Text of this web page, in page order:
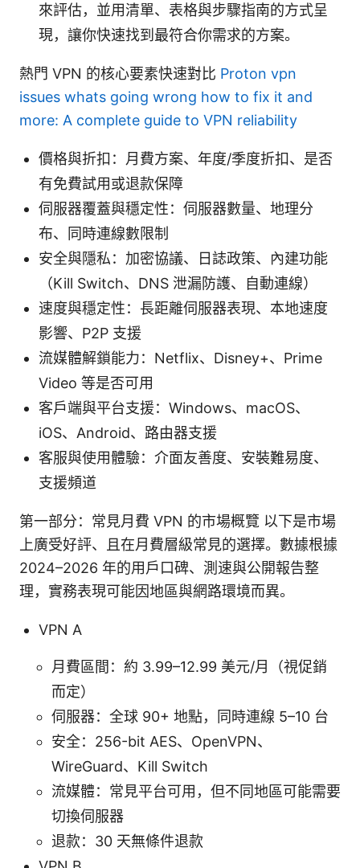
來評估，並用清單、表格與步驟指南的方式呈
現，讓你快速找到最符合你需求的方案。
熱門 VPN 的核心要素快速對比 Proton vpn
issues whats going wrong how to fix it and
more: A complete guide to VPN reliability
價格與折扣：月費方案、年度/季度折扣、是否
有免費試用或退款保障
伺服器覆蓋與穩定性：伺服器數量、地理分
布、同時連線數限制
安全與隱私：加密協議、日誌政策、內建功能
（Kill Switch、DNS 泄漏防護、自動連線）
速度與穩定性：長距離伺服器表現、本地速度
影響、P2P 支援
流媒體解鎖能力：Netflix、Disney+、Prime
Video 等是否可用
客戶端與平台支援：Windows、macOS、
iOS、Android、路由器支援
客服與使用體驗：介面友善度、安裝難易度、
支援頻道
第一部分：常見月費 VPN 的市場概覽 以下是市場
上廣受好評、且在月費層級常見的選擇。數據根據
2024–2026 年的用戶口碑、測速與公開報告整
理，實務表現可能因地區與網路環境而異。
VPN A
月費區間：約 3.99–12.99 美元/月（視促銷
而定）
伺服器：全球 90+ 地點，同時連線 5–10 台
安全：256-bit AES、OpenVPN、
WireGuard、Kill Switch
流媒體：常見平台可用，但不同地區可能需要
切換伺服器
退款：30 天無條件退款